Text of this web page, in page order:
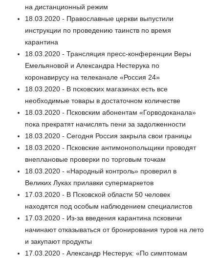
на дистанционный режим
18.03.2020 - Православные церкви выпустили
инструкции по проведению таинств по время
карантина
18.03.2020 - Трансляция пресс-конференции Веры
Емельяновой и Александра Нестерука по
коронавирусу на телеканале «Россия 24»
18.03.2020 - В псковских магазинах есть все
необходимые товары в достаточном количестве
18.03.2020 - Псковским абонентам «Горводоканала»
пока прекратят начислять пени за задолженности
18.03.2020 - Сегодня Россия закрыла свои границы
18.03.2020 - Псковские антимонопольщики проводят
внеплановые проверки по торговым точкам
18.03.2020 - «Народный контроль» проверил в
Великих Луках прилавки супермаркетов
17.03.2020 - В Псковской области 50 человек
находятся под особым наблюдением специалистов
17.03.2020 - Из-за введения карантина псковичи
начинают отказываться от бронирования туров на лето
и закупают продукты
17.03.2020 - Александр Нестерук: «По симптомам